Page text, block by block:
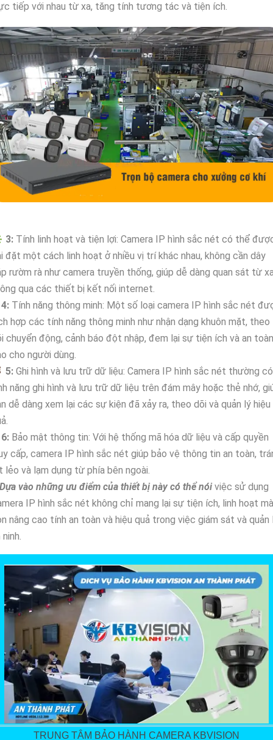
tiếp với nhau từ xa, tăng tính tương tác và tiện ích.
3: Tính linh hoạt và tiện lợi: Camera IP hình sắc nét có thể
đặt một cách linh hoạt ở nhiều vị trí khác nhau, không cần dây
rườm rà như camera truyền thống, giúp dễ dàng quan sát từ
qua các thiết bị kết nối internet.
4: Tính năng thông minh: Một số loại camera IP hình sắc nét
hợp các tính năng thông minh như nhận dạng khuôn mặt, theo
chuyển động, cảnh báo đột nhập, đem lại sự tiện ích và an toàn
cho người dùng.
5: Ghi hình và lưu trữ dữ liệu: Camera IP hình sắc nét thường có
năng ghi hình và lưu trữ dữ liệu trên đám mây hoặc thẻ nhớ,
dễ dàng xem lại các sự kiện đã xảy ra, theo dõi và quản lý hiệu
6: Bảo mật thông tin: Với hệ thống mã hóa dữ liệu và cấp quyền
cấp, camera IP hình sắc nét giúp bảo vệ thông tin an toàn,
lẻo và lạm dụng từ phía bên ngoài.
Dựa vào những ưu điểm của thiết bị này có thể nói việc sử dụng
IP hình sắc nét không chỉ mang lại sự tiện ích, linh hoạt mà
nâng cao tính an toàn và hiệu quả trong việc giám sát và quản
ninh.
TRUNG TÂM BẢO HÀNH CAMERA KBVISION